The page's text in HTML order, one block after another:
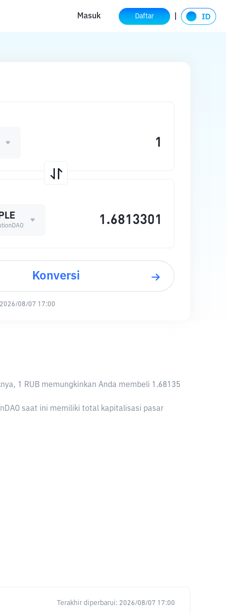
Masuk Daftar
Konversi
2026/08/07 17:00
1 RUB memungkinkan Anda membeli 1.68135
saat ini memiliki total kapitalisasi pasar
Terakhir diperbarui: 2026/08/07 17:00